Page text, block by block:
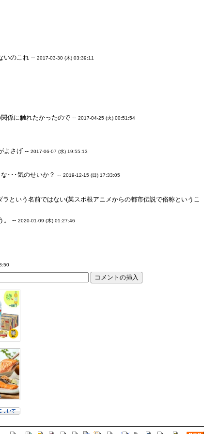
いのこれ --2017-03-30 (木) 03:39:11
係に触れたかったので --2017-04-25 (火) 00:51:54
よさげ --2017-06-07 (水) 19:55:13
･･･気のせいか？ --2019-12-15 (日) 17:33:05
という名前ではない(某スポ根アニメからの都市伝説で俗称というこ
。 --2020-01-09 (木) 01:27:46